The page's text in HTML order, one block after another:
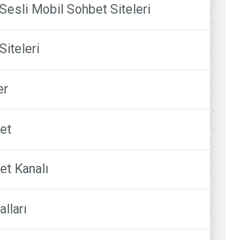
Mobil Sohbet Siteleri
Kanalı